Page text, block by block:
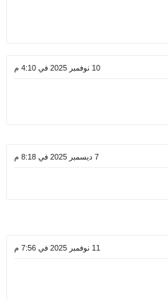
10 نوفمبر 2025 في 4:10 م
7 ديسمبر 2025 في 8:18 م
11 نوفمبر 2025 في 7:56 م